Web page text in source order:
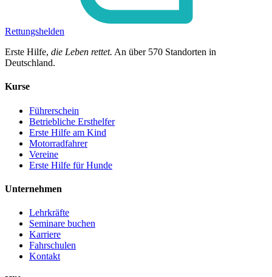
Rettungshelden
Erste Hilfe, die Leben rettet. An über 570 Standorten in
Deutschland.
Kurse
Führerschein
Betriebliche Ersthelfer
Erste Hilfe am Kind
Motorradfahrer
Vereine
Erste Hilfe für Hunde
Unternehmen
Lehrkräfte
Seminare buchen
Karriere
Fahrschulen
Kontakt